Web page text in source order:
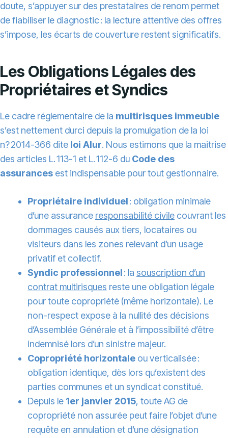
doute, s’appuyer sur des prestataires de renom permet
de fiabiliser le diagnostic : la lecture attentive des offres
s’impose, les écarts de couverture restent significatifs.
Les Obligations Légales des
Propriétaires et Syndics
Le cadre réglementaire de la multirisques immeuble
s’est nettement durci depuis la promulgation de la loi
n? 2014-366 dite loi Alur. Nous estimons que la maitrise
des articles L. 113-1 et L. 112-6 du Code des
assurances est indispensable pour tout gestionnaire.
Propriétaire individuel: obligation minimale
d’une assurance responsabilité civile couvrant les
dommages causés aux tiers, locataires ou
visiteurs dans les zones relevant d’un usage
privatif et collectif.
Syndic professionnel: la souscription d’un
contrat multirisques reste une obligation légale
pour toute copropriété (même horizontale). Le
non-respect expose à la nullité des décisions
d’Assemblée Générale et à l’impossibilité d’être
indemnisé lors d’un sinistre majeur.
Copropriété horizontale ou verticalisée :
obligation identique, dès lors qu’existent des
parties communes et un syndicat constitué.
Depuis le 1er janvier 2015, toute AG de
copropriété non assurée peut faire l’objet d’une
requête en annulation et d’une désignation